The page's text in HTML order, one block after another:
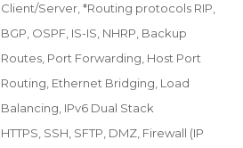
Client/Server, *Routing protocols RIP,
BGP, OSPF, IS-IS, NHRP, Backup
Routes, Port Forwarding, Host Port
Routing, Ethernet Bridging, Load
Balancing, IPv6 Dual Stack
HTTPS, SSH, SFTP, DMZ, Firewall (IP